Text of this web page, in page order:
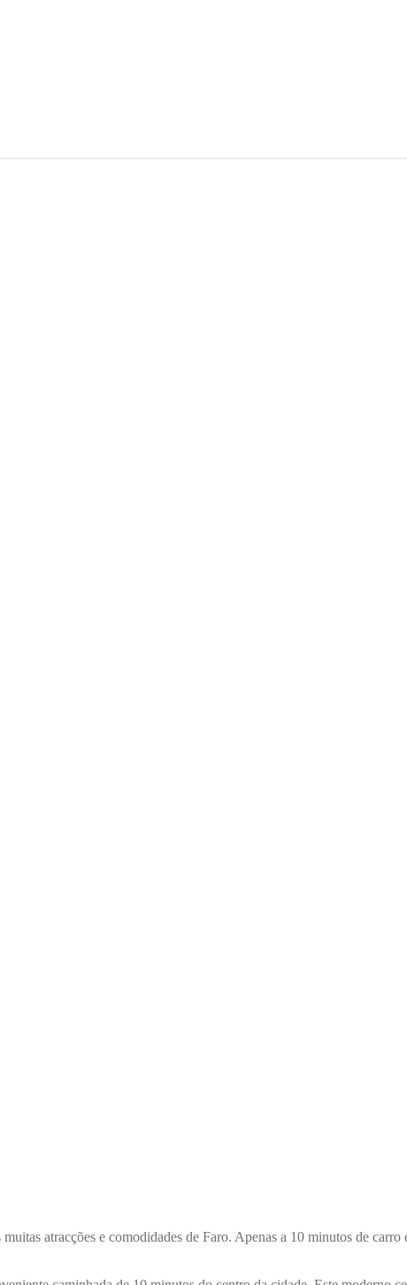
atracções e comodidades de Faro. Apenas a 10 minutos de carro